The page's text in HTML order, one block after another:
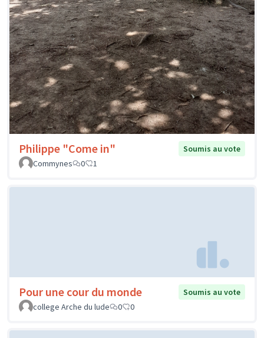
Philippe "Come in"
Soumis au vote
Commynes
0 1
Pour une cour du monde
Soumis au vote
college Arche du lude
0 0